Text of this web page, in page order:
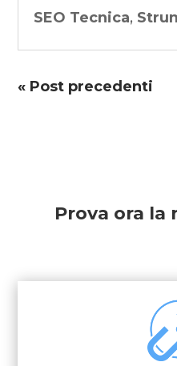
SEO Tecnica,
« Post precedenti
Prova ora